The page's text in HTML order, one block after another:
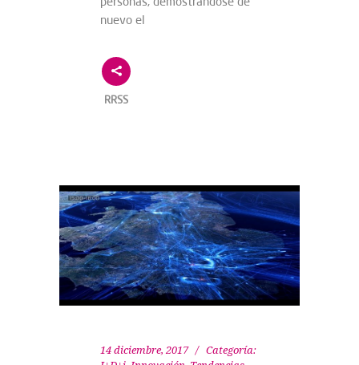
nuevo el
RRSS
14 diciembre, 2017
Categoría: